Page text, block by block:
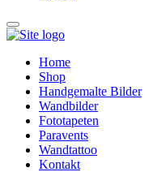
Home
Shop
Handgemalte Bilder
Wandbilder
Fototapeten
Paravents
Wandtattoo
Kontakt